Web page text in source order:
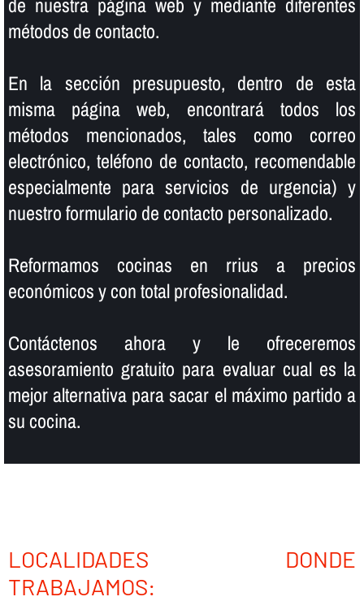
métodos de contacto.
En la sección presupuesto, dentro de esta
misma página web, encontrará todos los
métodos mencionados, tales como correo
electrónico, teléfono de contacto, recomendable
especialmente para servicios de urgencia) y
nuestro formulario de contacto personalizado.
Reformamos cocinas en rrius a precios
económicos y con total profesionalidad.
Contáctenos ahora y le ofreceremos
asesoramiento gratuito para evaluar cual es la
mejor alternativa para sacar el máximo partido a
su cocina.
LOCALIDADES DONDE
TRABAJAMOS: